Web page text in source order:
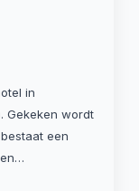
in
Gekeken wordt
een